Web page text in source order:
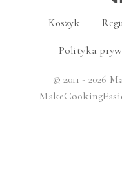
Koszyk
Polityka
© 2011 - 2026